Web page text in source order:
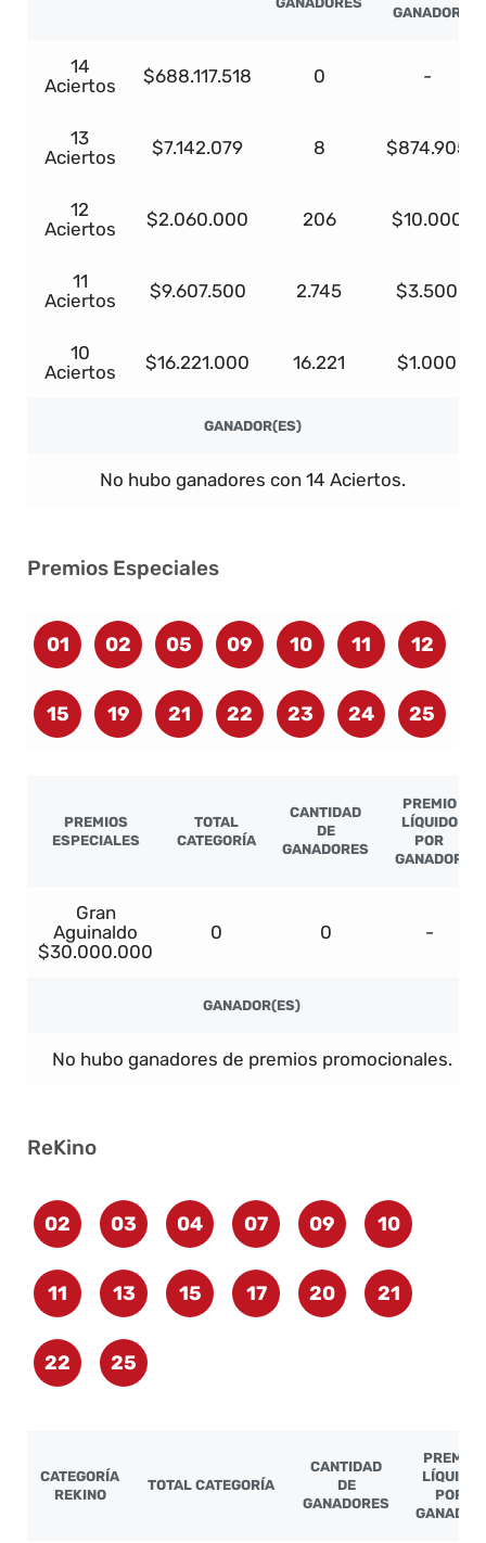
GANADOR
14
Aciertos
$688.117.518 0 -
13
Aciertos
$7.142.079 8 $874.905
12
Aciertos
$2.060.000 206 $10.000
11
Aciertos
$9.607.500 2.745 $3.500
10
Aciertos
$16.221.000 16.221 $1.000
GANADOR(ES)
No hubo ganadores con 14 Aciertos.
Premios Especiales
01 02 05 09 10 11 12
15 19 21 22 23 24 25
PREMIOS
ESPECIALES
TOTAL
CATEGORÍA
CANTIDAD
DE
GANADORES
PREMIO
LÍQUIDO
POR
GANADOR
Gran
Aguinaldo
$30.000.000
0 0 -
GANADOR(ES)
No hubo ganadores de premios promocionales.
ReKino
02 03 04 07 09 10
11 13 15 17 20 21
22 25
CATEGORÍA
REKINO
TOTAL CATEGORÍA
CANTIDAD
DE
GANADORES
PREMIO
LÍQUIDO
POR
GANADOR